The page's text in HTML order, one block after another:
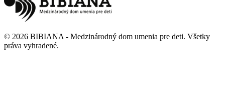
© 2026 BIBIANA - Medzinárodný dom umenia pre deti. Všetky
práva vyhradené.